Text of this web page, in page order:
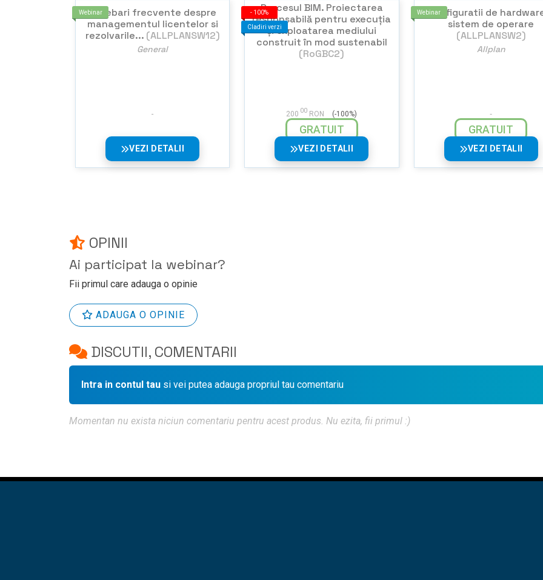
Webinar
Intrebari frecvente despre
managementul licentelor si
rezolvarile... (ALLPLANSW12)
General
VEZI DETALII
- 100%
Cladiri verzi
Procesul BIM. Proiectarea
responsabilă pentru execuția
și exploatarea mediului
construit în mod sustenabil
(RoGBC2)
200 00 RON (-100%)
GRATUIT
VEZI DETALII
Webinar
Configuratii de
sistem de operare
(ALLPLANSW2)
Allplan
GRATUIT
VEZI DETALII
OPINII
Ai participat la webinar?
Fii primul care adauga o opinie
ADAUGA O OPINIE
DISCUTII, COMENTARII
Intra in contul tau si vei putea adauga propriul tau comentariu
Momentan nu exista niciun comentariu pentru acest produs. Nu ezita, fii primul :)